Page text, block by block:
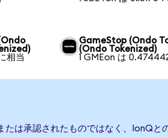
相当
GameStop (Ondo
(Ondo Tokenized)
1 GMEon は
たは承認されたものではなく、IonQ